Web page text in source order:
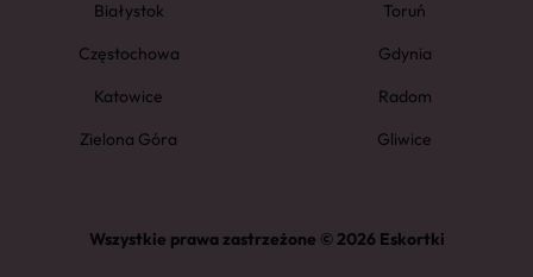
Białystok
Toruń
Częstochowa
Gdynia
Katowice
Radom
Zielona Góra
Gliwice
Wszystkie prawa zastrzeżone © 2026 Eskortki